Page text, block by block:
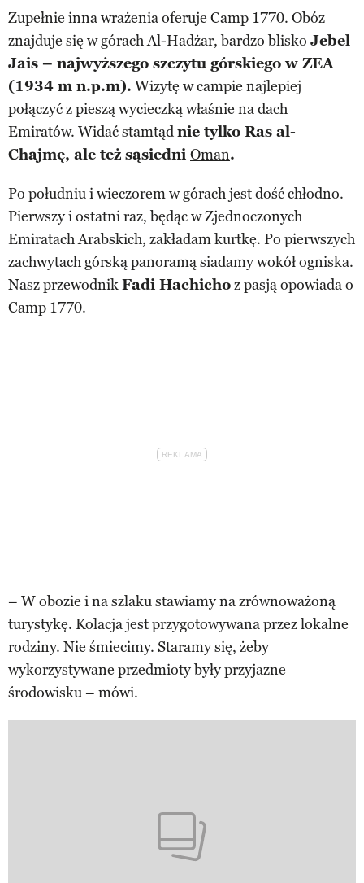
Zupełnie inna wrażenia oferuje Camp 1770. Obóz
znajduje się w górach Al-Hadżar, bardzo blisko Jebel
Jais – najwyższego szczytu górskiego w ZEA
(1934 m n.p.m). Wizytę w campie najlepiej
połączyć z pieszą wycieczką właśnie na dach
Emiratów. Widać stamtądnie tylko Ras al-
Chajmę, ale też sąsiedni Oman.
Po południu i wieczorem w górach jest dość chłodno.
Pierwszy i ostatni raz, będąc w Zjednoczonych
Emiratach Arabskich, zakładam kurtkę. Po pierwszych
zachwytach górską panoramą siadamy wokół ogniska.
Nasz przewodnikFadi Hachichoz pasją opowiada o
Camp 1770.
– W obozie i na szlaku stawiamy na zrównoważoną
turystykę. Kolacja jest przygotowywana przez lokalne
rodziny. Nie śmiecimy. Staramy się, żeby
wykorzystywane przedmioty były przyjazne
środowisku – mówi.